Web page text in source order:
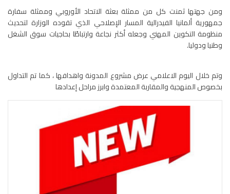
ومن جهتها ثمنت كل من ممثلة بعثة الاتحاد الأوروبي وممثلة سفارة
جمهورية ألمانيا الفيدرالية المسار الإصلاحي الذي تقوده الوزارة لتحديث
منظومة التكوين المهني وجعله أكثر نجاعة وارتباطًا بحاجيات سوق الشغل
وطنيا ودوليا.
وتم خلال اليوم الاعلامي عرض مشروع المدونة واهدافها ، كما تم التداول
بخصوص المنهجية والمقاربة المعتمدة وابرز مراحل إعدادها